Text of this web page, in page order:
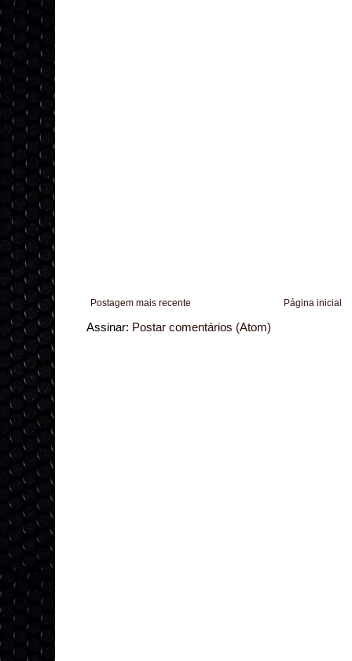
Postagem mais recente Página inicial
Assinar: Postar comentários (Atom)